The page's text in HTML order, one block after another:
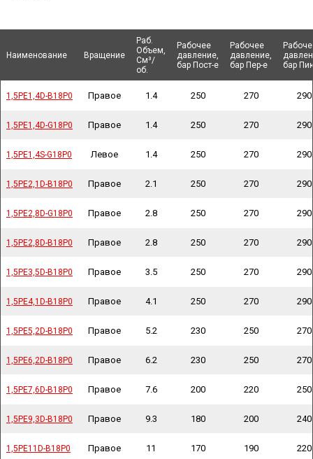
Наименование Вращение
Раб.
Объем,
См³/
об.
Рабочее
давление,
бар Пост-е
Рабочее
давление,
бар Пер-е
бар
1,5PE1,4D-B18P0 Правое 1.4 250 270 290
1,5PE1,4D-G18P0 Правое 1.4 250 270 290
1,5PE1,4S-G18P0 Левое 1.4 250 270 290
1,5PE2,1D-B18P0 Правое 2.1 250 270 290
1,5PE2,8D-G18P0 Правое 2.8 250 270 290
1,5PE2,8D-B18P0 Правое 2.8 250 270 290
1,5PE3,5D-B18P0 Правое 3.5 250 270 290
1,5PE4,1D-B18P0 Правое 4.1 250 270 290
1,5PE5,2D-B18P0 Правое 5.2 230 250 270
1,5PE6,2D-B18P0 Правое 6.2 230 250 270
1,5PE7,6D-B18P0 Правое 7.6 200 220 250
1,5PE9,3D-B18P0 Правое 9.3 180 200 240
1,5PE11D-B18P0 Правое 11 170 190 220
Наименование
1,5PE1,4D-B18P0
1,5PE1,4D-G18P0
1,5PE1,4S-G18P0
1,5PE2,1D-B18P0
1,5PE2,8D-G18P0
1,5PE2,8D-B18P0
1,5PE3,5D-B18P0
1,5PE4,1D-B18P0
1,5PE5,2D-B18P0
1,5PE6,2D-B18P0
1,5PE7,6D-B18P0
1,5PE9,3D-B18P0
1,5PE11D-B18P0
Наименование
Наименование Вращение
Раб.
Объем,
См³/
об.
Рабочее
давление,
бар Пост-е
Рабочее
давление,
бар Пер-е
бар